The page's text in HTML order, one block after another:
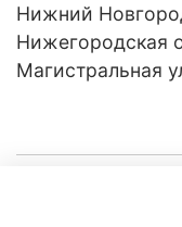
Нижний
Нижегородская
Магистральная